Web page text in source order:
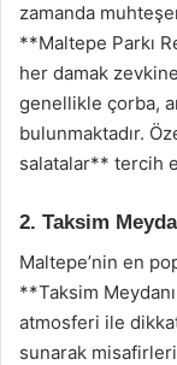
zamanda
**Maltepe Parkı
her damak
genellikle çorba,
bulunmaktadır.
salatalar** tercih
2. Taksim
Maltepe’nin en
**Taksim
atmosferi ile
sunarak